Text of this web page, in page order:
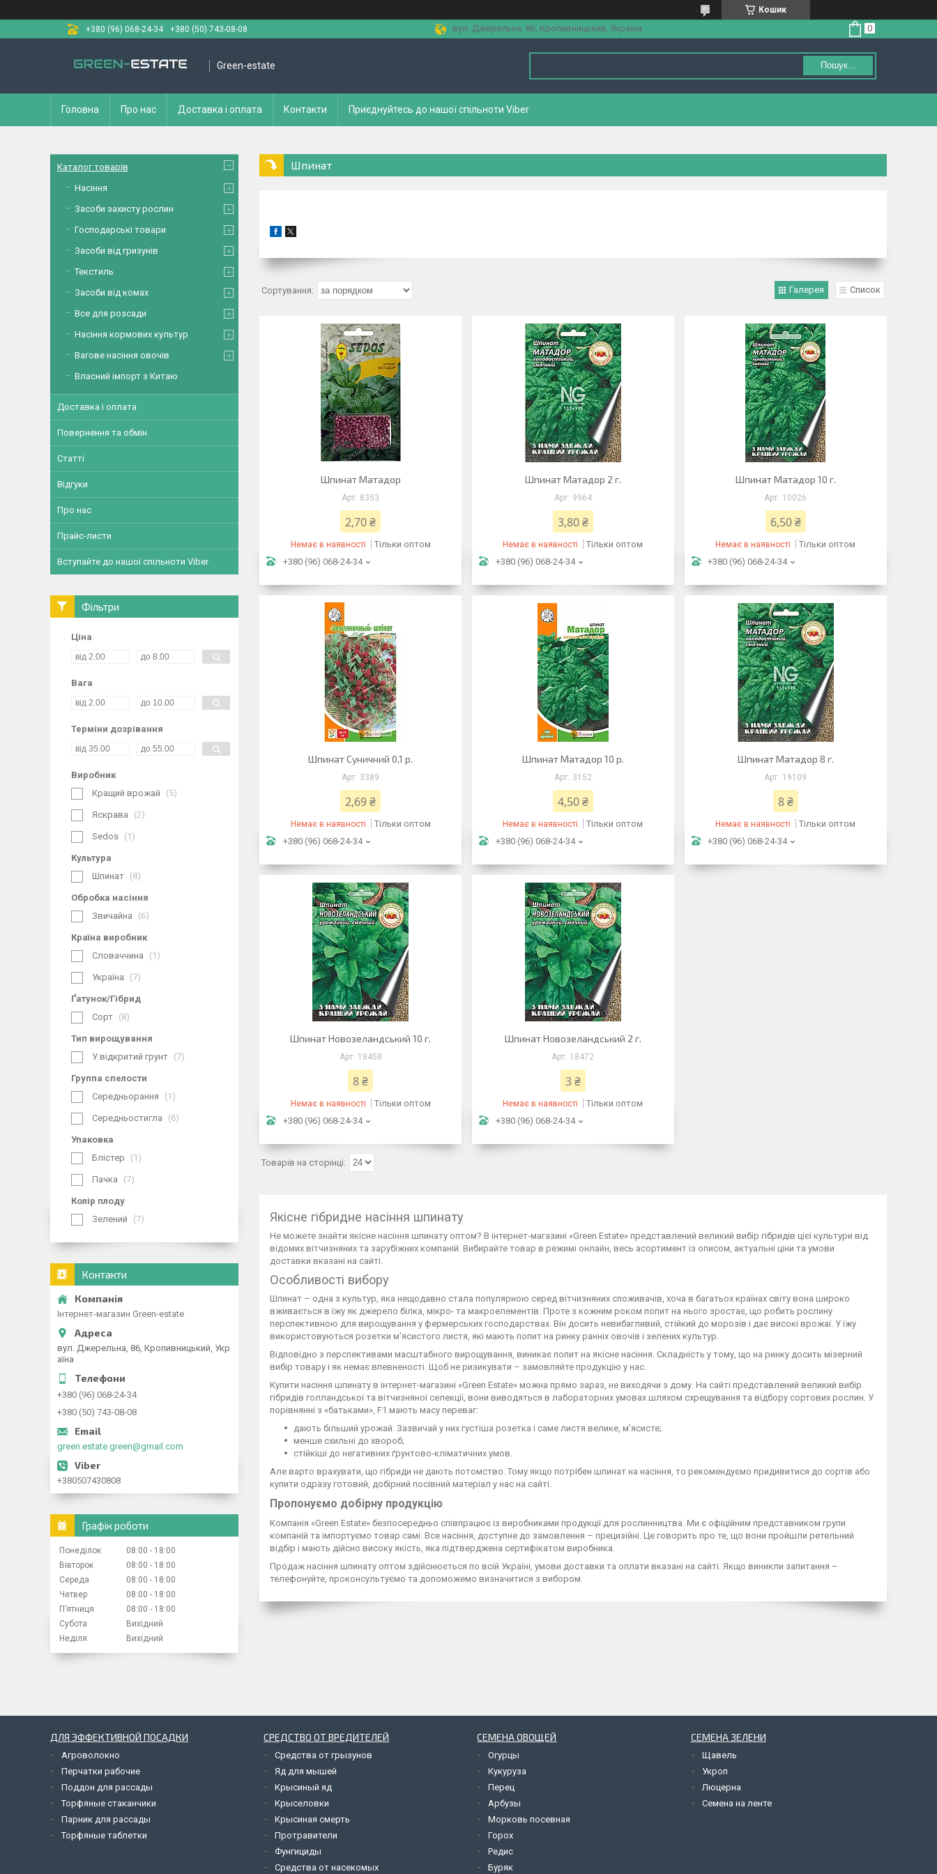
Кошик
+380 (96) 068-24-34
+380 (50) 743-08-08 вул. Джерельна, 86, Кропивницький, Україна
Green-estate Пошук...
Головна Про нас Доставка і оплата Контакти Приєднуйтесь до нашої спільноти Viber
Шпинат
Галерея Список
Шпинат Матадор
8353
2,70 ₴
Немає в наявності
Тільки оптом
+380 (96) 068-24-34
Шпинат Матадор 2 г.
9964
3,80 ₴
Немає в наявності
Тільки оптом
+380 (96) 068-24-34
Шпинат Матадор 10 г.
10026
6,50 ₴
Немає в наявності
Тільки оптом
+380 (96) 068-24-34
Шпинат Суничний 0,1 р.
3389
2,69 ₴
Немає в наявності
Тільки оптом
+380 (96) 068-24-34
Шпинат Матадор 10 р.
3152
4,50 ₴
Немає в наявності
Тільки оптом
+380 (96) 068-24-34
Шпинат Матадор 8 г.
19109
8 ₴
Немає в наявності
Тільки оптом
+380 (96) 068-24-34
Шпинат Новозеландський 10 г.
18458
8 ₴
Немає в наявності
Тільки оптом
+380 (96) 068-24-34
Шпинат Новозеландський 2 г.
18472
3 ₴
Немає в наявності
Тільки оптом
+380 (96) 068-24-34
Якісне гібридне насіння шпинату
Не можете знайти якісне насіння шпинату оптом? В інтернет-магазині «Green Estate» представлений великий вибір гібридів цієї культури від
відомих вітчизняних та зарубіжних компаній. Вибирайте товар в режимі онлайн, весь асортимент із описом, актуальні ціни та умови
доставки вказані на сайті.
Особливості вибору
Шпинат – одна з культур, яка нещодавно стала популярною серед вітчизняних споживачів, хоча в багатьох країнах світу вона широко
вживається в їжу як джерело білка, мікро- та макроелементів. Проте з кожним роком попит на нього зростає, що робить рослину
перспективною для вирощування у фермерських господарствах. Він досить невибагливий, стійкий до морозів і дає високі врожаї. У їжу
використовуються розетки м'ясистого листя, які мають попит на ринку ранніх овочів і зелених культур.
Відповідно з перспективами масштабного вирощування, виникає попит на якісне насіння. Складність у тому, що на ринку досить мізерний
вибір товару і як немає впевненості. Щоб не ризикувати – замовляйте продукцію у нас.
Купити насіння шпинату в інтернет-магазині «Green Estate» можна прямо зараз, не виходячи з дому. На сайті представлений великий вибір
гібридів голландської та вітчизняної селекції, вони виводяться в лабораторних умовах шляхом схрещування та відбору сортових рослин. У
порівнянні з «батьками», F1 мають масу переваг:
дають більший урожай. Зазвичай у них густіша розетка і саме листя велике, м'ясисте;
менше схильні до хвороб;
стійкіші до негативних ґрунтово-кліматичних умов.
Але варто врахувати, що гібриди не дають потомство. Тому якщо потрібен шпинат на насіння, то рекомендуємо придивитися до сортів або
купити одразу готовий, добірний посівний матеріал у нас на сайті.
Пропонуємо добірну продукцію
Компанія «Green Estate» безпосередньо співпрацює із виробниками продукції для рослинництва. Ми є офіційним представником групи
компаній та імпортуємо товар самі. Все насіння, доступне до замовлення – прецизійні. Це говорить про те, що вони пройшли ретельний
відбір і мають дійсно високу якість, яка підтверджена сертифікатом виробника.
Продаж насіння шпинату оптом здійснюється по всій Україні, умови доставки та оплати вказані на сайті. Якщо виникли запитання –
телефонуйте, проконсультуємо та допоможемо визначитися з вибором.
Каталог товарів
Насіння
Засоби захисту рослин
Господарські товари
Засоби від гризунів
Текстиль
Засоби від комах
Все для розсади
Насіння кормових культур
Вагове насіння овочів
Власний імпорт з Китаю
Доставка і оплата
Повернення та обмін
Статті
Відгуки
Про нас
Прайс-листи
Вступайте до нашої спільноти Viber
Фільтри
Ціна
Вага
Терміни дозрівання
Виробник
Кращий врожай
5
Яскрава 2
Sedos 1
Культура
Шпинат
8
Обробка насіння
Звичайна
6
Країна виробник
Словаччина
1
Україна 7
Ґатунок/Гібрид
Сорт
8
Тип вирощування
У відкритий грунт
7
Группа спелости
Середньорання
1
Середньостигла 6
Упаковка
Блістер
1
Пачка 7
Колір плоду
Зелений
7
Контакти
Інтернет-магазин Green-estate
вул. Джерельна, 86, Кропивницький, Укр
аїна
+380 (96) 068-24-34
+380 (50) 743-08-08
green.estate.green@gmail.com
+380507430808
Графік роботи
Понеділок 08:00
18:00
Вівторок
08:00
18:00
Середа
08:00
18:00
Четвер
08:00
18:00
Пʼятниця
08:00
18:00
Субота
Вихідний
Неділя
Вихідний
ДЛЯ ЭФФЕКТИВНОЙ ПОСАДКИ
Агроволокно
Перчатки рабочие
Поддон для рассады
Торфяные стаканчики
Парник для рассады
Торфяные таблетки
СРЕДСТВО ОТ ВРЕДИТЕЛЕЙ
Средства от грызунов
Яд для мышей
Крысиный яд
Крыселовки
Крысиная смерть
Протравители
Фунгициды
Средства от насекомых
СЕМЕНА ОВОЩЕЙ
Огурцы
Кукуруза
Перец
Арбузы
Морковь посевная
Горох
Редис
Буряк
СЕМЕНА ЗЕЛЕНИ
Щавель
Укроп
Люцерна
Семена на ленте